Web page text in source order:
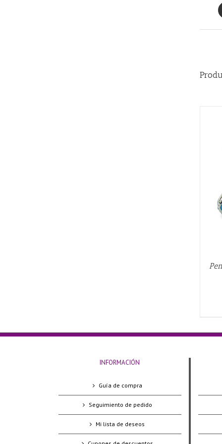
INFORMACIÓN
Guía de compra
Seguimiento de pedido
Mi lista de deseos